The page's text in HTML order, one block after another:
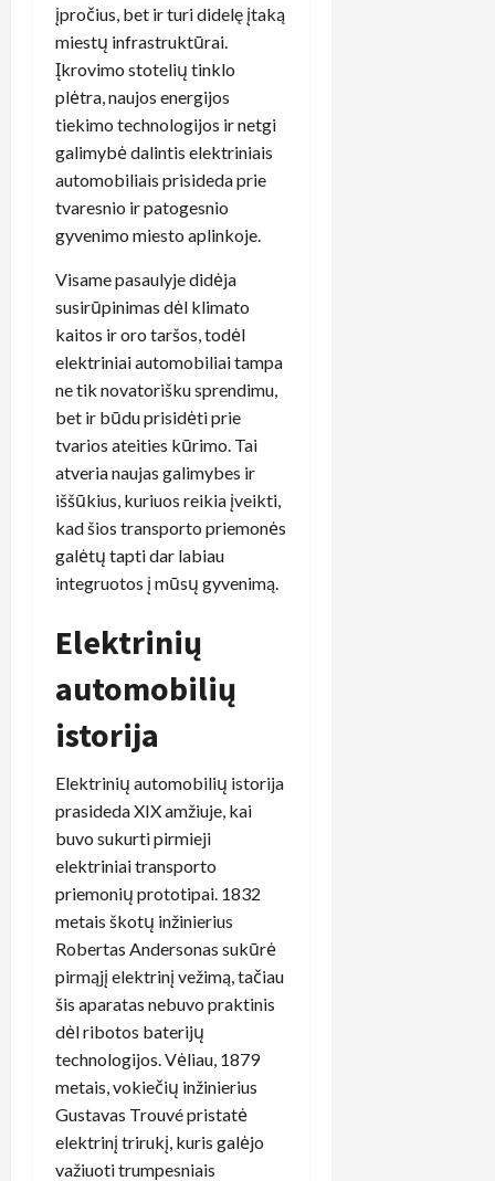
įpročius, bet ir turi didelę įtaką
miestų infrastruktūrai.
Įkrovimo stotelių tinklo
plėtra, naujos energijos
tiekimo technologijos ir netgi
galimybė dalintis elektriniais
automobiliais prisideda prie
tvaresnio ir patogesnio
gyvenimo miesto aplinkoje.
Visame pasaulyje didėja
susirūpinimas dėl klimato
kaitos ir oro taršos, todėl
elektriniai automobiliai tampa
ne tik novatorišku sprendimu,
bet ir būdu prisidėti prie
tvarios ateities kūrimo. Tai
atveria naujas galimybes ir
iššūkius, kuriuos reikia įveikti,
kad šios transporto priemonės
galėtų tapti dar labiau
integruotos į mūsų gyvenimą.
Elektrinių
automobilių
istorija
Elektrinių automobilių istorija
prasideda XIX amžiuje, kai
buvo sukurti pirmieji
elektriniai transporto
priemonių prototipai. 1832
metais škotų inžinierius
Robertas Andersonas sukūrė
pirmąjį elektrinį vežimą, tačiau
šis aparatas nebuvo praktinis
dėl ribotos baterijų
technologijos. Vėliau, 1879
metais, vokiečių inžinierius
Gustavas Trouvé pristatė
elektrinį trirukį, kuris galėjo
važiuoti trumpesniais